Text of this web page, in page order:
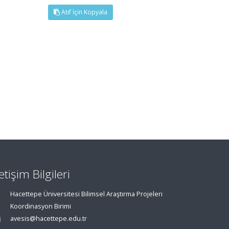
Atıf İçin Kopyala
Bilgileri
Hacettepe Üniversitesi Bilimsel Araştırma Projeleri
Koordinasyon Birimi
avesis@hacettepe.edu.tr